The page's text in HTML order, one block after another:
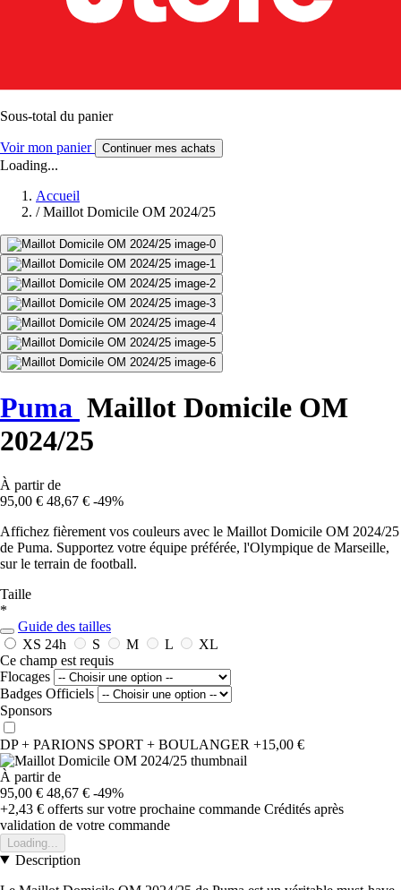
Sous-total du panier
Voir mon panier Continuer mes achats
Loading...
Accueil
/ Maillot Domicile OM 2024/25
Puma Maillot Domicile OM
2024/25
À partir de
95,00 € 48,67 € -49%
Affichez fièrement vos couleurs avec le Maillot Domicile OM 2024/25
de Puma. Supportez votre équipe préférée, l'Olympique de Marseille,
sur le terrain de football.
Taille
*
Guide des tailles
XS 24h S M L
XL
Ce champ est requis
Flocages
Badges Officiels
Sponsors
DP + PARIONS SPORT + BOULANGER +15,00 €
À partir de
95,00 € 48,67 € -49%
+2,43 € offerts sur votre prochaine commande Crédités après
validation de votre commande
Loading...
Description